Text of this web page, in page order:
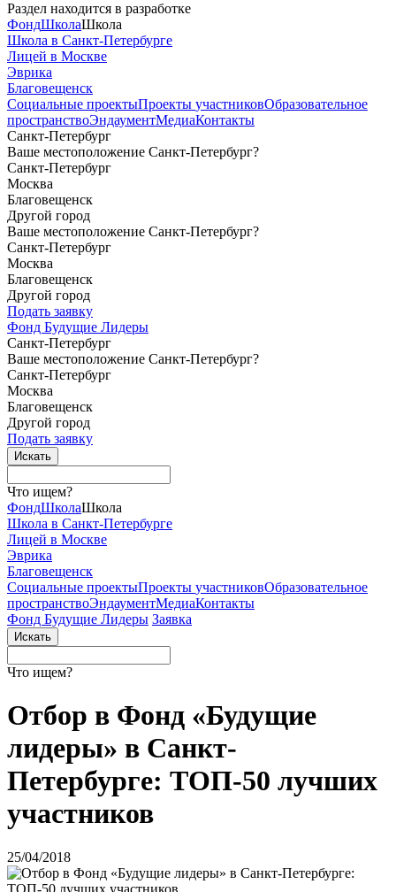
Раздел находится в разработке
ФондШколаШкола
Школа в Санкт-Петербурге
Лицей в Москве
Эврика
Благовещенск
Социальные проектыПроекты участниковОбразовательное
пространствоЭндаументМедиаКонтакты
Санкт-Петербург
Ваше местоположение Санкт-Петербург?
Санкт-Петербург
Москва
Благовещенск
Другой город
Ваше местоположение Санкт-Петербург?
Санкт-Петербург
Москва
Благовещенск
Другой город
Подать заявку
Фонд Будущие Лидеры
Санкт-Петербург
Ваше местоположение Санкт-Петербург?
Санкт-Петербург
Москва
Благовещенск
Другой город
Подать заявку
Что ищем?
ФондШколаШкола
Школа в Санкт-Петербурге
Лицей в Москве
Эврика
Благовещенск
Социальные проектыПроекты участниковОбразовательное
пространствоЭндаументМедиаКонтакты
Фонд Будущие Лидеры Заявка
Что ищем?
Отбор в Фонд «Будущие
лидеры» в Санкт-
Петербурге: ТОП-50 лучших
участников
25/04/2018